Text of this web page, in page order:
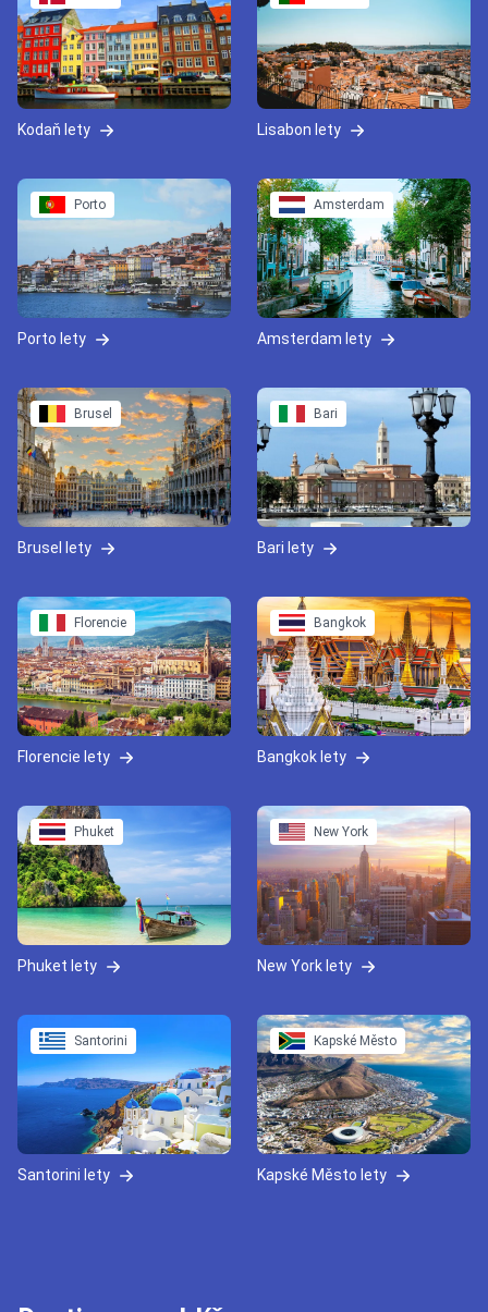
Kodaň lety Lisabon lety
Porto
Porto lety
Amsterdam
Amsterdam lety
Brusel
Brusel lety
Bari
Bari lety
Florencie
Florencie lety
Bangkok
Bangkok lety
Phuket
Phuket lety
New York
New York lety
Santorini
Santorini lety
Kapské Město
Kapské Město lety